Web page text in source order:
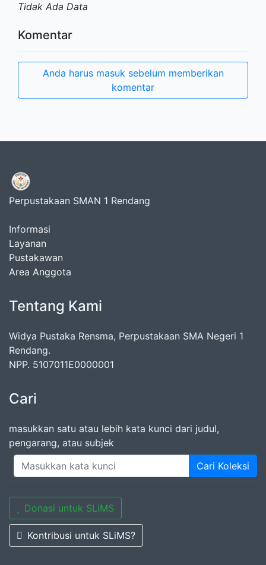
Tidak Ada Data
Komentar
Anda harus masuk sebelum memberikan
komentar
Perpustakaan SMAN 1 Rendang
Informasi
Layanan
Pustakawan
Area Anggota
Tentang Kami
Widya Pustaka Rensma, Perpustakaan SMA Negeri 1
Rendang.
NPP. 5107011E0000001
Cari
masukkan satu atau lebih kata kunci dari judul,
pengarang, atau subjek
Cari Koleksi
Donasi untuk SLiMS
Kontribusi untuk SLiMS?